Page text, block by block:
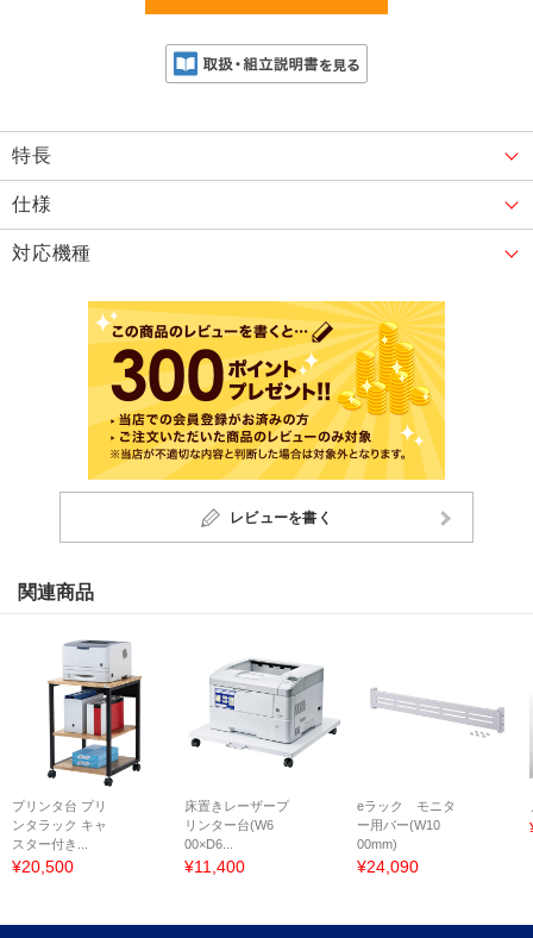
特長
仕様
対応機種
レビューを書く
関連商品
プリンタ台 プリ
ンタラック キャ
スター付き...
¥20,500
床置きレーザープ
リンター台(W6
00×D6...
¥11,400
eラック モニタ
ー用バー(W10
00mm)
¥24,090